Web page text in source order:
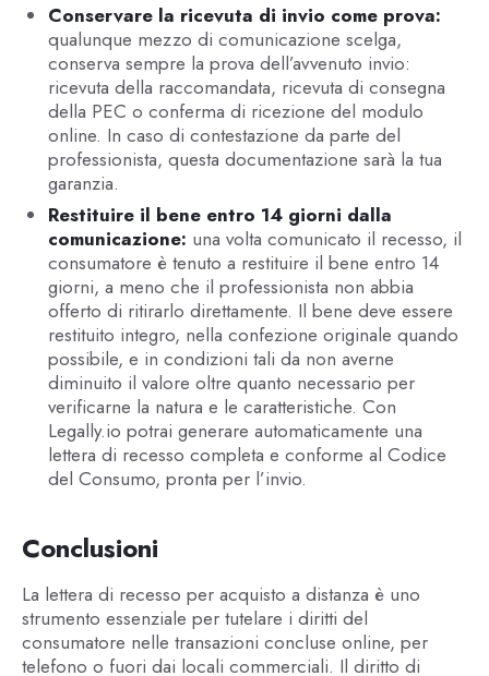
Conservare la ricevuta di invio come prova:
qualunque mezzo di comunicazione scelga,
conserva sempre la prova dell’avvenuto invio:
ricevuta della raccomandata, ricevuta di consegna
della PEC o conferma di ricezione del modulo
online. In caso di contestazione da parte del
professionista, questa documentazione sarà la tua
garanzia.
Restituire il bene entro 14 giorni dalla
comunicazione: una volta comunicato il recesso, il
consumatore è tenuto a restituire il bene entro 14
giorni, a meno che il professionista non abbia
offerto di ritirarlo direttamente. Il bene deve essere
restituito integro, nella confezione originale quando
possibile, e in condizioni tali da non averne
diminuito il valore oltre quanto necessario per
verificarne la natura e le caratteristiche. Con
Legally.io potrai generare automaticamente una
lettera di recesso completa e conforme al Codice
del Consumo, pronta per l’invio.
Conclusioni
La lettera di recesso per acquisto a distanza è uno
strumento essenziale per tutelare i diritti del
consumatore nelle transazioni concluse online, per
telefono o fuori dai locali commerciali. Il diritto di